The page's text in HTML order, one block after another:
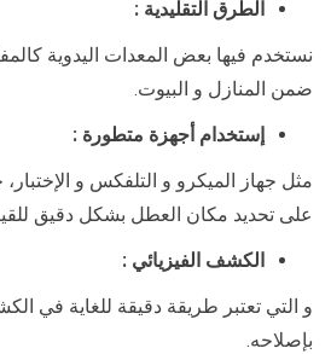
الطرق التقليدية :
نستخدم فيها بعض المعدات اليدوية
ضمن المنازل و البيوت.
إستخدام أجهزة متطورة :
مثل جهاز الميكرو و التلفكس و الإختبار،
على تحديد مكان العطل بشكل دقيق
الكشف الفيزيائي :
و التي تعتبر طريقة دقيقة للغاية في
بإصلاحه.